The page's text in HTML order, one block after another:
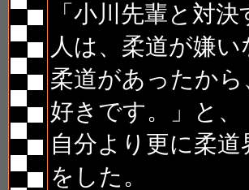
「小川先輩と対
人は、柔道が嫌
柔道があったか
好きです。」と、
自分より更に柔
をした。